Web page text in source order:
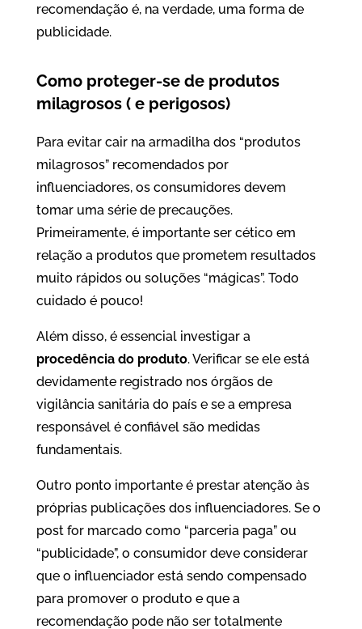
recomendação é, na verdade, uma forma de
publicidade.
Como proteger-se de produtos
milagrosos ( e perigosos)
Para evitar cair na armadilha dos “produtos
milagrosos” recomendados por
influenciadores, os consumidores devem
tomar uma série de precauções.
Primeiramente, é importante ser cético em
relação a produtos que prometem resultados
muito rápidos ou soluções “mágicas”. Todo
cuidado é pouco!
Além disso, é essencial investigar a
procedência do produto. Verificar se ele está
devidamente registrado nos órgãos de
vigilância sanitária do país e se a empresa
responsável é confiável são medidas
fundamentais.
Outro ponto importante é prestar atenção às
próprias publicações dos influenciadores. Se o
post for marcado como “parceria paga” ou
“publicidade”, o consumidor deve considerar
que o influenciador está sendo compensado
para promover o produto e que a
recomendação pode não ser totalmente